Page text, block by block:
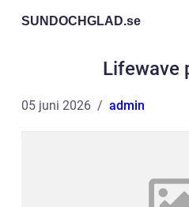
SUNDOCHGLAD.se
Lifewave
05 juni 2026 admin